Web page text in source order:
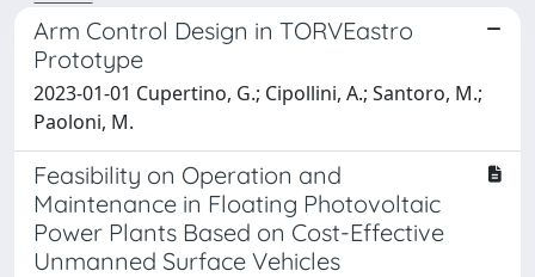
Arm Control Design in TORVEastro
Prototype
2023-01-01 Cupertino, G.; Cipollini, A.; Santoro, M.;
Paoloni, M.
Feasibility on Operation and
Maintenance in Floating Photovoltaic
Power Plants Based on Cost-Effective
Unmanned Surface Vehicles